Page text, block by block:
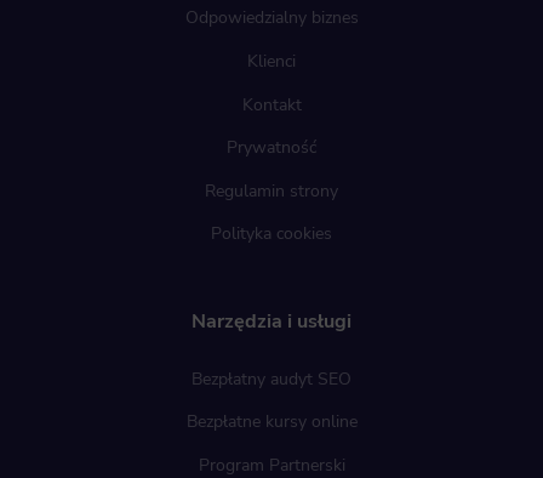
Odpowiedzialny biznes
Klienci
Kontakt
Prywatność
Regulamin strony
Polityka cookies
Narzędzia i usługi
Bezpłatny audyt SEO
Bezpłatne kursy online
Program Partnerski